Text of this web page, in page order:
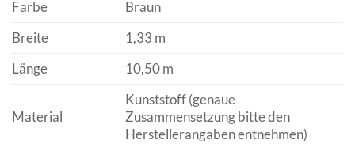
Farbe
Braun
Breite
1,33 m
Länge
10,50 m
Material
Kunststoff (genaue
Zusammensetzung bitte den
Herstellerangaben entnehmen)